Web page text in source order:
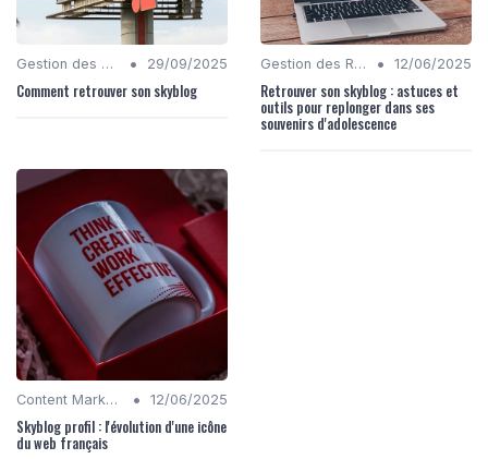
Gestion des Réseaux Sociaux • 29/09/2025
Comment retrouver son skyblog
Gestion des Réseaux Sociaux • 12/06/2025
Retrouver son skyblog : astuces et
outils pour replonger dans ses
souvenirs d'adolescence
Content Marketing • 12/06/2025
Skyblog profil : l'évolution d'une icône
du web français